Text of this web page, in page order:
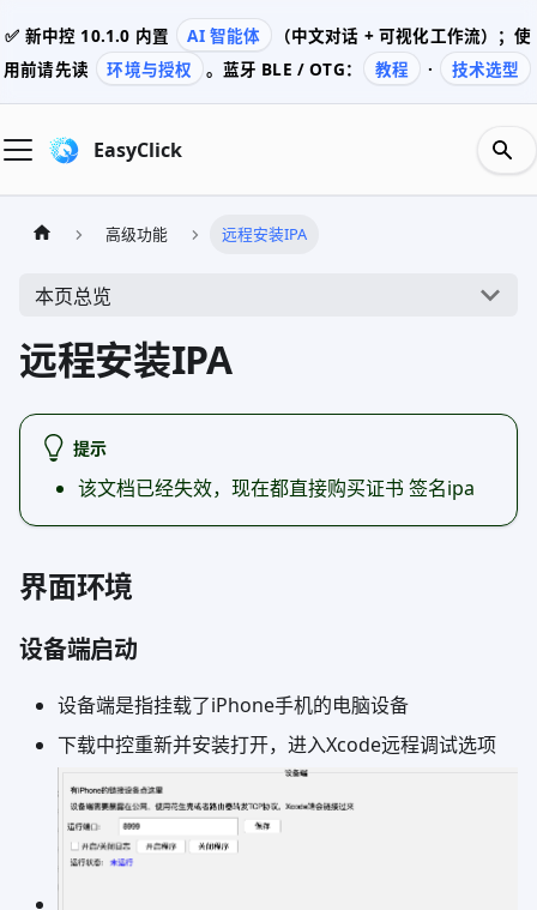
✅ 新中控 10.1.0 内置 AI 智能体
（中文对话 + 可视化工作流）；使
用前请先读
环境与授权 。蓝牙 BLE / OTG： 教程 · 技术选型
EasyClick
高级功能 远程安装IPA
本页总览
远程安装IPA
提示
该文档已经失效，现在都直接购买证书 签名ipa
界面环境
设备端启动
设备端是指挂载了iPhone手机的电脑设备
下载中控重新并安装打开，进入Xcode远程调试选项